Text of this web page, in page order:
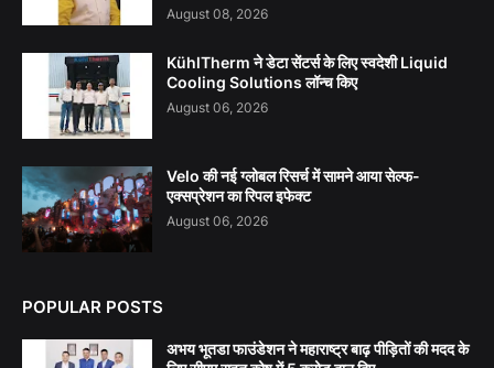
August 08, 2026
KühlTherm ने डेटा सेंटर्स के लिए स्वदेशी Liquid
Cooling Solutions लॉन्च किए
August 06, 2026
Velo की नई ग्लोबल रिसर्च में सामने आया सेल्फ-
एक्सप्रेशन का रिपल इफेक्ट
August 06, 2026
POPULAR POSTS
अभय भूतडा फाउंडेशन ने महाराष्ट्र बाढ़ पीड़ितों की मदद के